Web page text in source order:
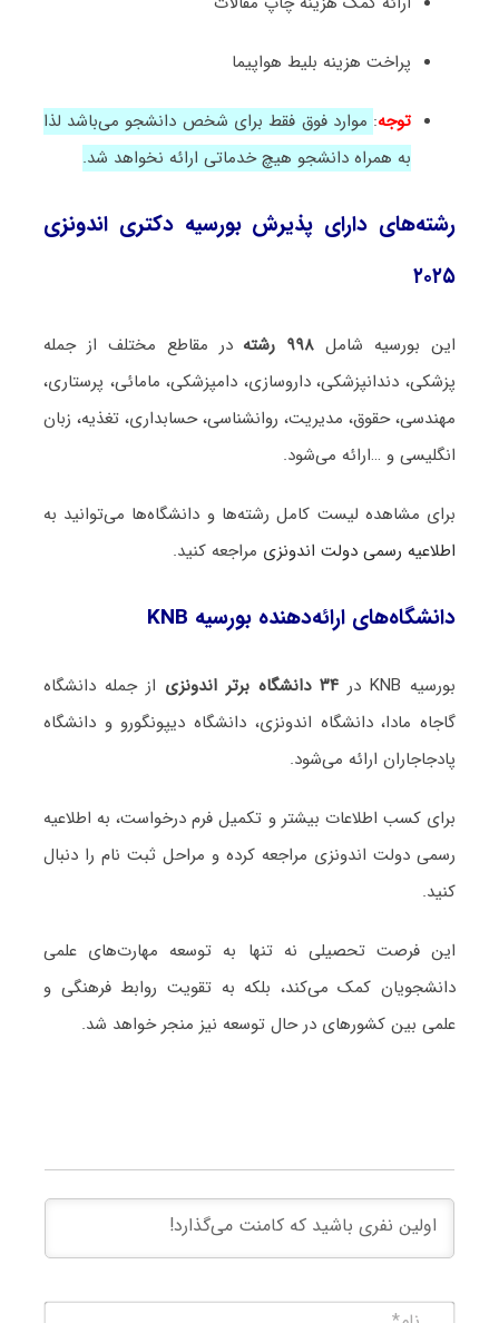
پراخت هزینه بلیط هواپیما
توجه: موارد فوق فقط برای شخص دانشجو می‌باشد لذا
به همراه دانشجو هیچ خدماتی ارائه نخواهد شد.
رشته‌های دارای پذیرش بورسیه دکتری اندونزی
۲۰۲۵
این بورسیه شامل ۹۹۸ رشته
در مقاطع مختلف از جمله
پزشکی، دندانپزشکی، داروسازی، دامپزشکی، مامائی، پرستاری،
مهندسی، حقوق، مدیریت، روانشناسی، حسابداری، تغذیه، زبان
انگلیسی و …ارائه می‌شود.
برای مشاهده لیست کامل رشته‌ها و دانشگاه‌ها می‌توانید به
اطلاعیه رسمی دولت اندونزی مراجعه کنید.
دانشگاه‌های ارائه‌دهنده بورسیه KNB
بورسیه KNB در ۳۴ دانشگاه برتر اندونزی
از جمله دانشگاه
گاجاه مادا، دانشگاه اندونزی، دانشگاه دیپونگورو و دانشگاه
پادجاجاران ارائه می‌شود.
برای کسب اطلاعات بیشتر و تکمیل فرم درخواست، به اطلاعیه
رسمی دولت اندونزی مراجعه کرده و مراحل ثبت نام را دنبال
کنید.
این فرصت تحصیلی نه تنها به توسعه مهارت‌های علمی
دانشجویان کمک می‌کند، بلکه به تقویت روابط فرهنگی و
علمی بین کشورهای در حال توسعه نیز منجر خواهد شد.